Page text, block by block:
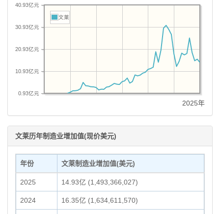
0.93亿元
10.93亿元
20.93亿元
30.93亿元
40.93亿元
文莱
2025年
文莱历年制造业增加值(现价美元)
年份 文莱制造业增加值(美元)
2025 14.93亿 (1,493,366,027)
2024 16.35亿 (1,634,611,570)